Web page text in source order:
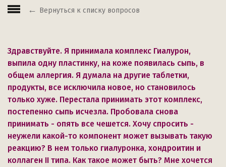
Вернуться к списку вопросов
Здравствуйте. Я принимала комплекс Гиалурон,
выпила одну пластинку, на коже появилась сыпь, в
общем аллергия. Я думала на другие таблетки,
продукты, все исключила новое, но становилось
только хуже. Перестала принимать этот комплекс,
постепенно сыпь исчезла. Пробовала снова
принимать - опять все чешется. Хочу спросить -
неужели какой-то компонент может вызывать такую
реакцию? В нем только гиалуронка, хондроитин и
коллаген II типа. Как такое может быть? Мне хочется